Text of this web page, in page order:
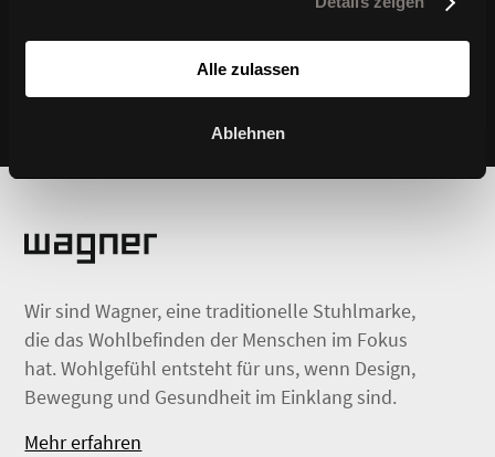
Alle zulassen
Ablehnen
Wir sind Wagner, eine traditionelle Stuhlmarke,
die das Wohlbefinden der Menschen im Fokus
hat. Wohlgefühl entsteht für uns, wenn Design,
Bewegung und Gesundheit im Einklang sind.
Mehr erfahren